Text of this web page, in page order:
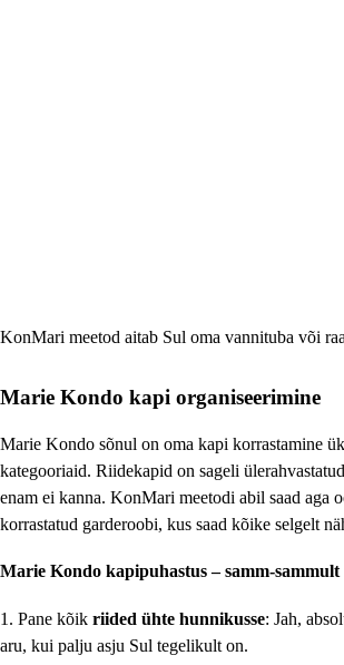
KonMari meetod aitab Sul oma vannituba või
Marie Kondo kapi organiseerimine
Marie Kondo sõnul on oma kapi korrastamine
kategooriaid. Riidekapid on sageli
enam ei kanna. KonMari meetodi abil saad aga
korrastatud garderoobi, kus saad kõike selgelt
Marie Kondo kapipuhastus – samm-sammult
1. Pane kõik riided ühte hunnikusse: Jah,
aru, kui palju asju Sul tegelikult on.